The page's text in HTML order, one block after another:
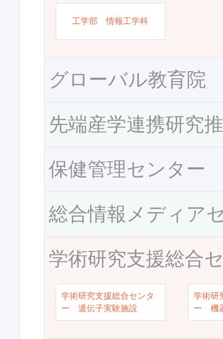
工学部 情報工学科
グローバル教育院
先端産学連携研究
保健管理センター
総合情報メディア
学術研究支援総合
学術研究支援総合センタ
ー 遺伝子実験施設
学術研
ー 機